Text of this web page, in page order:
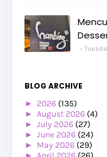
BLOG ARCHIVE
► 2026 (135)
► August 2026 (4)
► July 2026 (27)
► June 2026 (24)
► May 2026 (29)